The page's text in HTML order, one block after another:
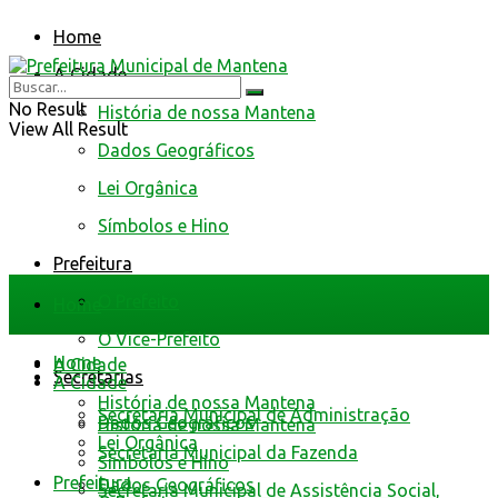
Home
A Cidade
História de nossa Mantena
Dados Geográficos
Lei Orgânica
Símbolos e Hino
Prefeitura
O Vice-Prefeito
Secretarias
Secretaria Municipal de Administração
Secretaria Municipal da Fazenda
Secretaria Municipal de Assistência Social,
No Result
View All Result
Home
A Cidade
História de nossa Mantena
Dados Geográficos
Home
A Cidade
História de nossa Mantena
Dados Geográficos
Lei Orgânica
Símbolos e Hino
Prefeitura